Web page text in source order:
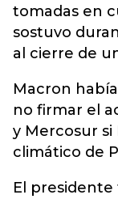
tomadas en
sostuvo
al cierre de
Macron
no firmar el
y Mercosur si
climático de
El presidente